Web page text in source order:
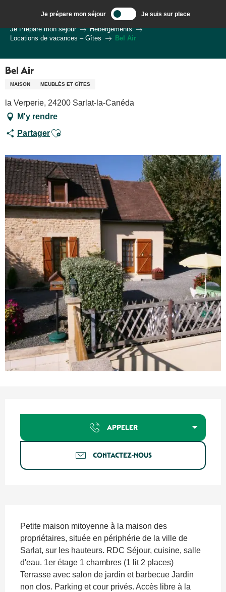
contenu
principal
Je prépare mon séjour Je suis sur place
Bienvenue à Sarlat, Capitale du Périgord Noir
Je Prépare mon séjour
Hébergements
Locations de vacances – Gîtes
Bel Air
Bel Air
MAISON MEUBLÉS ET GÎTES
la Verperie, 24200 Sarlat-la-Canéda
M'y rendre
PartagerAjouter aux favoris
APPELER
CONTACTEZ-NOUS
Petite maison mitoyenne à la maison des
propriétaires, située en périphérie de la ville de
Sarlat, sur les hauteurs. RDC Séjour, cuisine, salle
d'eau. 1er étage 1 chambres (1 lit 2 places)
Terrasse avec salon de jardin et barbecue Jardin
non clos. Parking et cour privés. Accès libre à la